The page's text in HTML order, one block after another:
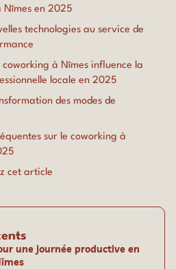
Nîmes en 2025
technologies au service de
coworking à Nîmes influence la
locale en 2025
des modes de
sur le coworking à
cet article
une journée productive en